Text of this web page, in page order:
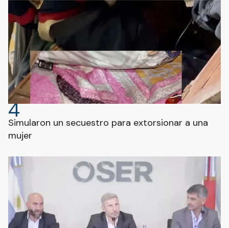
4
Simularon un secuestro para extorsionar a una
mujer